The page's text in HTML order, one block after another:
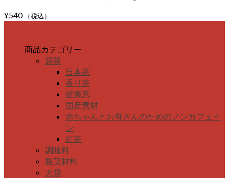
¥540 （税込）
商品カテゴリー
袋茶
日本茶
香り茶
健康系
国産素材
赤ちゃんとお母さんのためのノンカフェイ
ン
紅茶
調味料
製菓材料
大袋